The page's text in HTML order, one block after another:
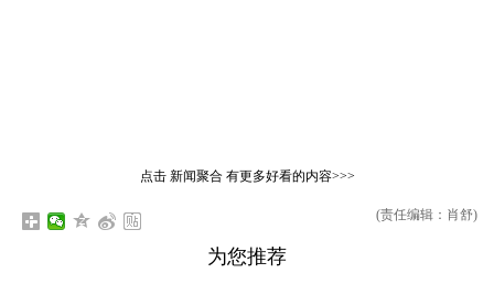
点击 新闻聚合有更多好看的内容>>>
(责任编辑：肖舒)
为您推荐